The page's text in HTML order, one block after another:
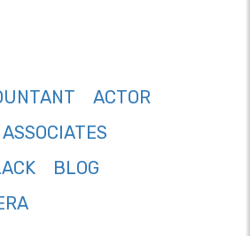
ACTOR
ASSOCIATES
BLOG